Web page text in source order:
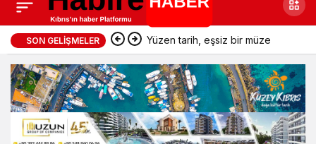
SON GELIŞMELER Yüzen tarih, eşsiz bir müze
hareket etmeye
devam edeceğiz”